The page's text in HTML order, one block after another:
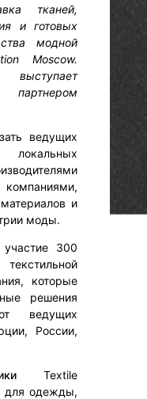
тканей,
и готовых
модной
Moscow.
ведущих
и
моды.
300
которые
решения
ведущих
России,
Textile
для одежды,